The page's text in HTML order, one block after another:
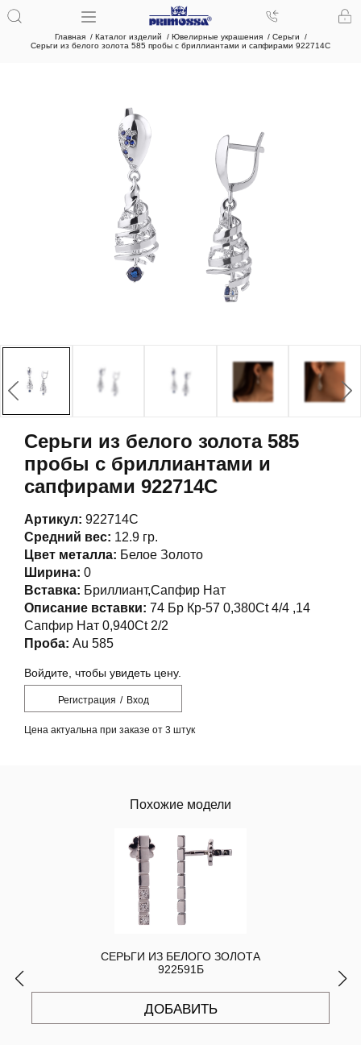
Главная Каталог изделий Ювелирные украшения
Серьги
Серьги из белого золота 585 пробы с бриллиантами и сапфирами 922714С
Серьги из белого золота 585
пробы с бриллиантами и
сапфирами 922714С
Артикул: 922714С
Средний вес: 12.9 гр.
Цвет металла: Белое Золото
Ширина: 0
Вставка: Бриллиант,Сапфир Нат
Описание вставки: 74 Бр Кр-57 0,380Ct 4/4 ,14
Сапфир Нат 0,940Ct 2/2
Проба: Au 585
Войдите, чтобы увидеть цену.
Регистрация / Вход
Цена актуальна при заказе от 3 штук
Похожие модели
СЕРЬГИ ИЗ БЕЛОГО ЗОЛОТА
922591Б
ДОБАВИТЬ